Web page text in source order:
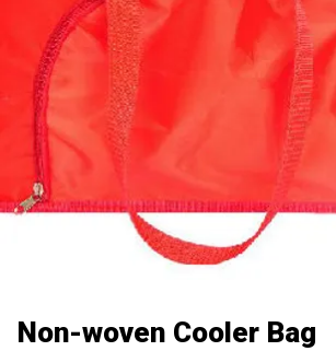
Non-woven Cooler Bag